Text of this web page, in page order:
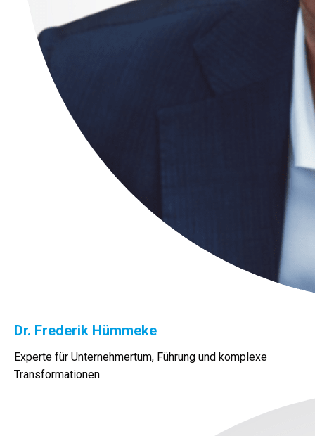
Dr. Frederik Hümmeke
Experte für Unternehmertum, Führung und komplexe
Transformationen